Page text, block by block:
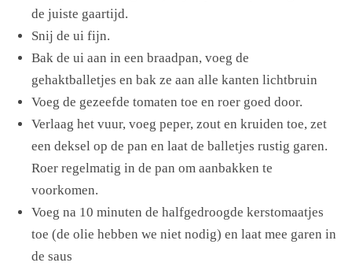
de juiste gaartijd.
Snij de ui fijn.
Bak de ui aan in een braadpan, voeg de
gehaktballetjes en bak ze aan alle kanten lichtbruin
Voeg de gezeefde tomaten toe en roer goed door.
Verlaag het vuur, voeg peper, zout en kruiden toe, zet
een deksel op de pan en laat de balletjes rustig garen.
Roer regelmatig in de pan om aanbakken te
voorkomen.
Voeg na 10 minuten de halfgedroogde kerstomaatjes
toe (de olie hebben we niet nodig) en laat mee garen in
de saus